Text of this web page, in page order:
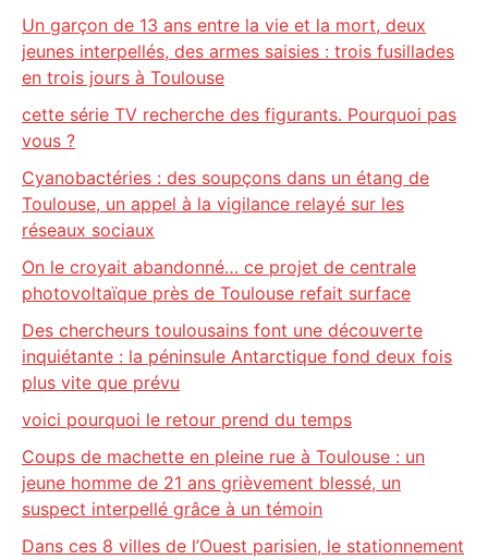
Un garçon de 13 ans entre la vie et la mort, deux
jeunes interpellés, des armes saisies : trois fusillades
en trois jours à Toulouse
cette série TV recherche des figurants. Pourquoi pas
vous ?
Cyanobactéries : des soupçons dans un étang de
Toulouse, un appel à la vigilance relayé sur les
réseaux sociaux
On le croyait abandonné… ce projet de centrale
photovoltaïque près de Toulouse refait surface
Des chercheurs toulousains font une découverte
inquiétante : la péninsule Antarctique fond deux fois
plus vite que prévu
voici pourquoi le retour prend du temps
Coups de machette en pleine rue à Toulouse : un
jeune homme de 21 ans grièvement blessé, un
suspect interpellé grâce à un témoin
Dans ces 8 villes de l’Ouest parisien, le stationnement